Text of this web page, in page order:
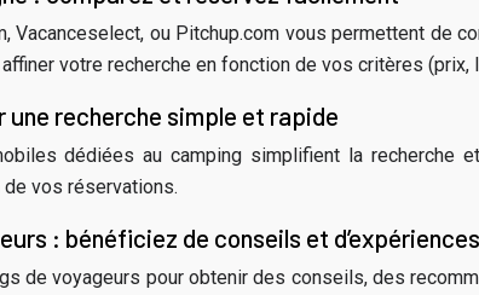
Vacanceselect, ou Pitchup.com vous permettent
votre recherche en fonction de vos critères (prix,
recherche simple et rapide
dédiées au camping simplifient la
vos réservations.
: bénéficiez de conseils et d’expériences
de voyageurs pour obtenir des conseils, des